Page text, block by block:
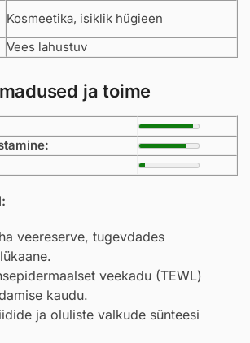
Kosmeetika, isiklik hügieen
Vees lahustuv
ja toime
veereserve, tugevdades
veekadu (TEWL)
kaudu.
ja oluliste valkude sünteesi